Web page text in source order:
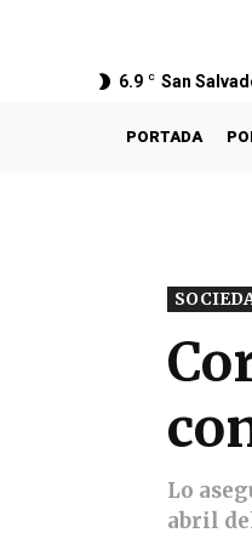
6.9 C San
PORTADA
Lo
abril